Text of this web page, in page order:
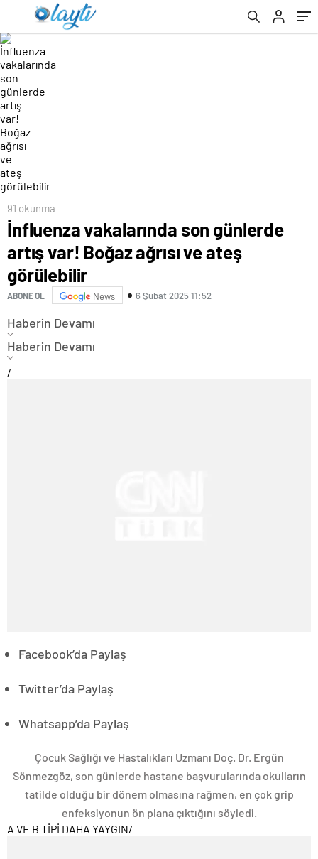
91 okunma
İnfluenza vakalarında son günlerde
artış var! Boğaz ağrısı ve ateş
görülebilir
ABONE OL News 6 Şubat 2025 11:52
Haberin Devamı
Haberin Devamı
/
Facebook’da Paylaş
Twitter’da Paylaş
Whatsapp’da Paylaş
Çocuk Sağlığı ve Hastalıkları Uzmanı Doç. Dr. Ergün
Sönmezgöz, son günlerde hastane başvurularında okulların
tatilde olduğu bir dönem olmasına rağmen, en çok grip
enfeksiyonun ön plana çıktığını söyledi.
A VE B TİPİ DAHA YAYGIN/